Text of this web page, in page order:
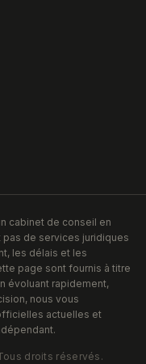
cabinet de conseil en
de services juridiques
les délais et les
page sont fournis à titre
évoluant rapidement,
nous vous
actuelles et
droits réservés.